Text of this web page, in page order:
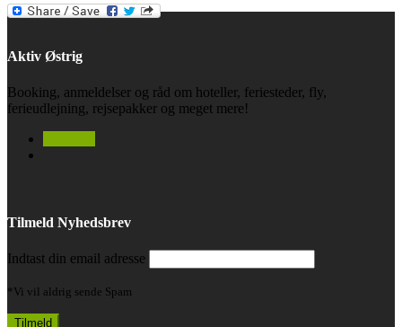
Aktiv Østrig
Booking, anmeldelser og råd om hoteller, feriesteder, fly,
ferieudlejning, rejsepakker og meget mere!
Tilmeld Nyhedsbrev
Indtast din email adresse
*Vi vil aldrig sende Spam